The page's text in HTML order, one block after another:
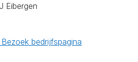
Eibergen
Bezoek bedrijfspagina